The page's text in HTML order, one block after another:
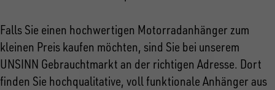
Falls Sie einen hochwertigen Motorradanhänger zum
kleinen Preis kaufen möchten, sind Sie bei unserem
UNSINN Gebrauchtmarkt an der richtigen Adresse. Dort
finden Sie hochqualitative, voll funktionale Anhänger aus